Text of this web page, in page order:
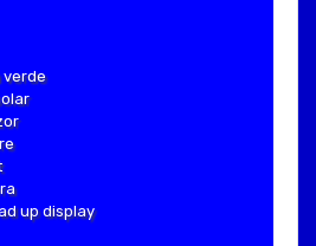
verde
up display